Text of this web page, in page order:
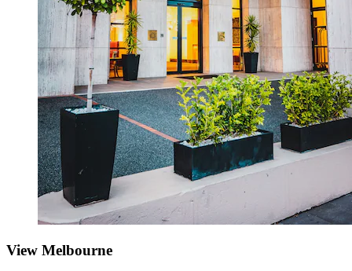
View Melbourne